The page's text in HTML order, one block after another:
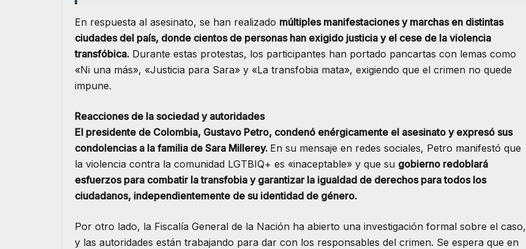
En respuesta al asesinato, se han realizado múltiples manifestaciones y marchas en distintas
ciudades del país, donde cientos de personas han exigido justicia y el cese de la violencia
transfóbica. Durante estas protestas, los participantes han portado pancartas con lemas como
«Ni una más», «Justicia para Sara» y «La transfobia mata», exigiendo que el crimen no quede
impune.
Reacciones de la sociedad y autoridades
El presidente de Colombia, Gustavo Petro, condenó enérgicamente el asesinato y expresó sus
condolencias a la familia de Sara Millerey. En su mensaje en redes sociales, Petro manifestó que
la violencia contra la comunidad LGTBIQ+ es «inaceptable» y que su gobierno redoblará
esfuerzos para combatir la transfobia y garantizar la igualdad de derechos para todos los
ciudadanos, independientemente de su identidad de género.
Por otro lado, la Fiscalía General de la Nación ha abierto una investigación formal sobre el caso,
y las autoridades están trabajando para dar con los responsables del crimen. Se espera que en